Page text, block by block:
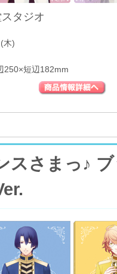
タジオ
木)
250×短辺182mm
スさまっ♪